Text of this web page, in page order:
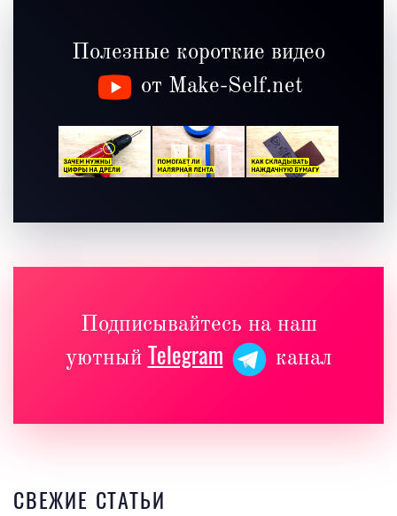
Полезные короткие видео
от Make-Self.net
Подписывайтесь на наш
уютный Telegram канал
СВЕЖИЕ СТАТЬИ